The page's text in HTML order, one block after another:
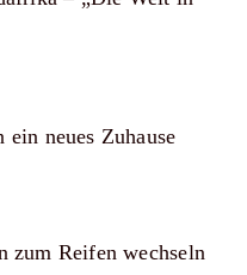
ein neues Zuhause
zum Reifen wechseln